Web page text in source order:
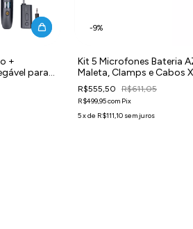
+
para
-9%
Kit 5 Microfones Bateria
Maleta, Clamps e Cabos
R$555,50 R$611,05
R$499,95com Pix
5xde R$111,10 sem juros